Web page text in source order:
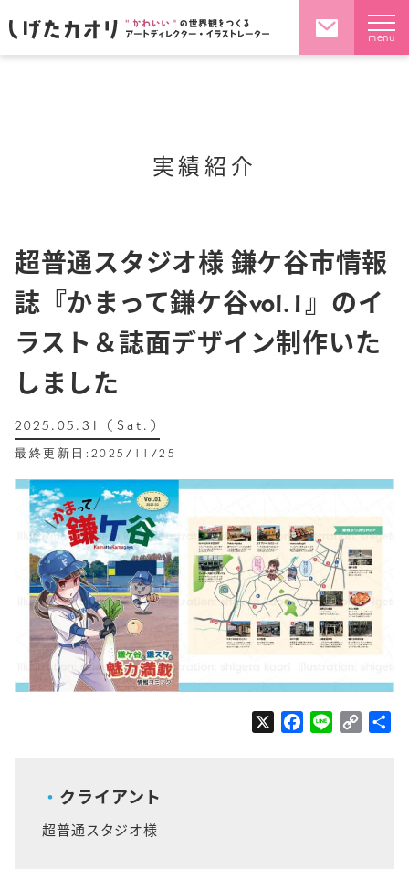
menu
実績紹介
超普通スタジオ様 鎌ケ谷市情報
誌『かまって鎌ケ谷vol.1』のイ
ラスト＆誌面デザイン制作いた
しました
2025.05.31 (Sat.)
最終更新日:2025/11/25
クライアント
超普通スタジオ様